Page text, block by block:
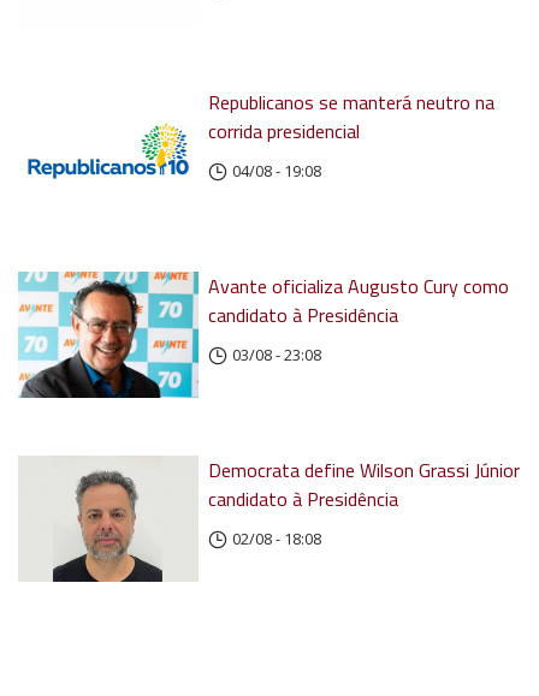
Republicanos se manterá neutro na
corrida presidencial
04/08 - 19:08
Avante oficializa Augusto Cury como
candidato à Presidência
03/08 - 23:08
Democrata define Wilson Grassi Júnior
candidato à Presidência
02/08 - 18:08